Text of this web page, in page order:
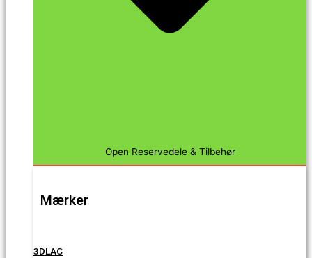
Open Reservedele & Tilbehør
Mærker
3DLAC